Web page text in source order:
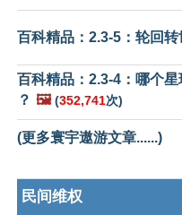
百科精品：2.3-5：轮回
百科精品：2.3-4：哪个
？ 🖼️ (352,741次)
(更多寰宇遨游文章......)
民间维权